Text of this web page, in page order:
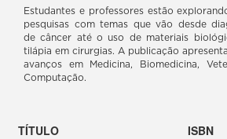
Estudantes e professores estão
pesquisas com temas que vão desde
de câncer até o uso de materiais
tilápia em cirurgias. A publicação
avanços em Medicina, Biomedicina,
Computação.
TÍTULO ISBN